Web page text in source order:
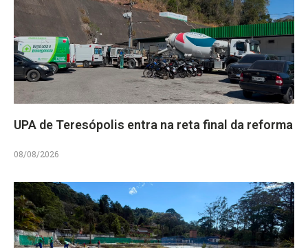
UPA de Teresópolis entra na reta final da reforma
08/08/2026